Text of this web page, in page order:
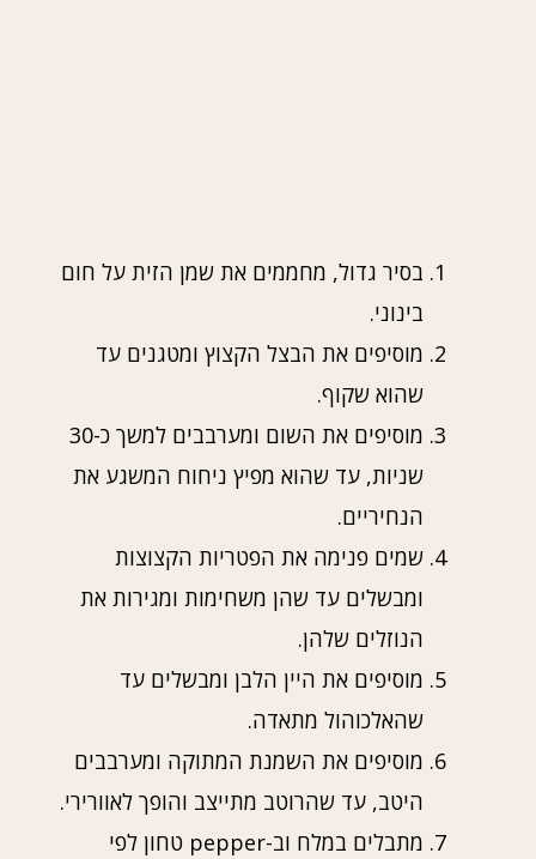
בסיר גדול, מחממים את שמן הזית על חום
בינוני.
מוסיפים את הבצל הקצוץ ומטגנים עד
שהוא שקוף.
מוסיפים את השום ומערבבים למשך כ-30
שניות, עד שהוא מפיץ ניחוח המשגע את
הנחיריים.
שמים פנימה את הפטריות הקצוצות
ומבשלים עד שהן משחימות ומגירות את
הנוזלים שלהן.
מוסיפים את היין הלבן ומבשלים עד
שהאלכוהול מתאדה.
מוסיפים את השמנת המתוקה ומערבבים
היטב, עד שהרוטב מתייצב והופך לאוורירי.
מתבלים במלח וב-pepper טחון לפי